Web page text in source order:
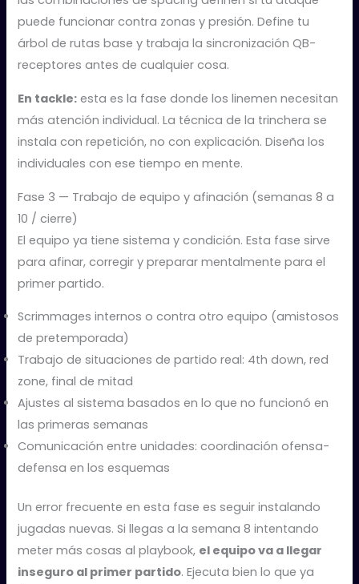
puede funcionar contra zonas y presión. Define tu
árbol de rutas base y trabaja la sincronización QB-
receptores antes de cualquier cosa.
En tackle: esta es la fase donde los linemen necesitan
más atención individual. La técnica de la trinchera se
instala con repetición, no con explicación. Diseña los
individuales con ese tiempo en mente.
Fase 3 — Trabajo de equipo y afinación (semanas 8 a
10 / cierre)
El equipo ya tiene sistema y condición. Esta fase sirve
para afinar, corregir y preparar mentalmente para el
primer partido.
Scrimmages internos o contra otro equipo (amistosos
de pretemporada)
Trabajo de situaciones de partido real: 4th down, red
zone, final de mitad
Ajustes al sistema basados en lo que no funcionó en
las primeras semanas
Comunicación entre unidades: coordinación ofensa-
defensa en los esquemas
Un error frecuente en esta fase es seguir instalando
jugadas nuevas. Si llegas a la semana 8 intentando
meter más cosas al playbook, el equipo va a llegar
inseguro al primer partido. Ejecuta bien lo que ya